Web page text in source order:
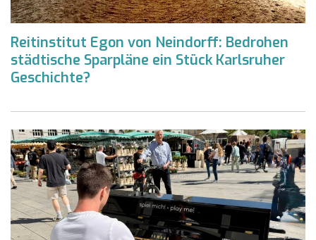
Reitinstitut Egon von Neindorff: Bedrohen
städtische Sparpläne ein Stück Karlsruher
Geschichte?